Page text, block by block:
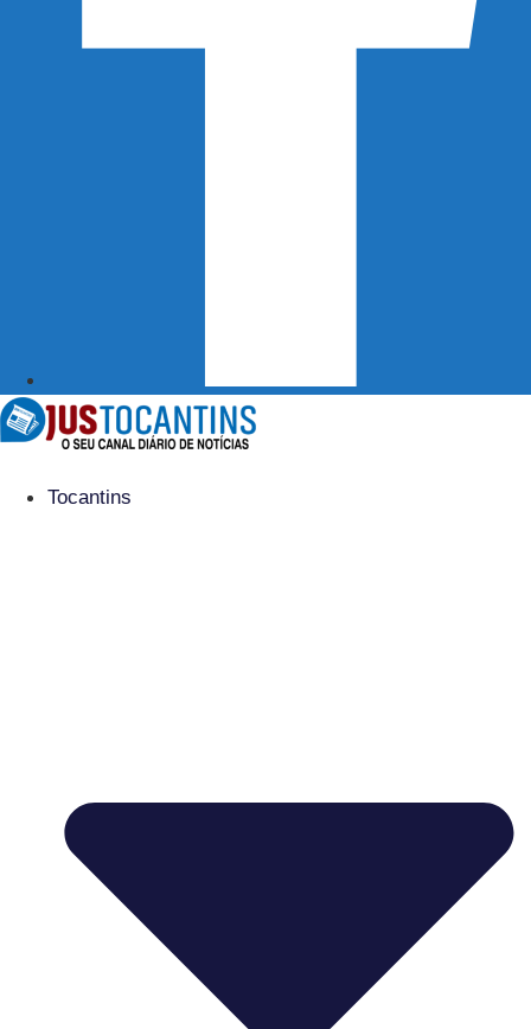
Tocantins